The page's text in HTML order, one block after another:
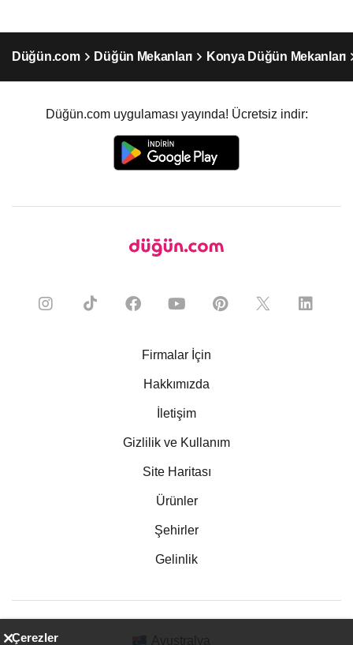
Düğün.com Düğün Mekanları Konya Düğün Mekanları
Düğün.com uygulaması yayında! Ücretsiz indir:
Firmalar İçin
Hakkımızda
İletişim
Gizlilik ve Kullanım
Site Haritası
Ürünler
Şehirler
Gelinlik
Çerezler